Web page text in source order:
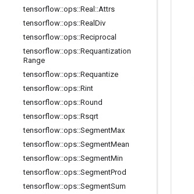
tensorflow::ops::Real ::Attrs
tensorflow::ops::Real Div
tensorflow::ops::Reciprocal
tensorflow::ops::Requantization
Range
tensorflow::ops::Requantize
tensorflow::ops::Rint
tensorflow::ops::Round
tensorflow::ops::Rsqrt
tensorflow::ops::SegmentMax
tensorflow::ops::SegmentMean
tensorflow::ops::SegmentMin
tensorflow::ops::SegmentProd
tensorflow::ops::SegmentSum